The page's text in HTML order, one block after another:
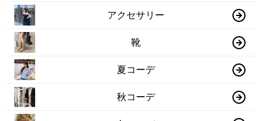
アクセサリー
靴
夏コーデ
秋コーデ